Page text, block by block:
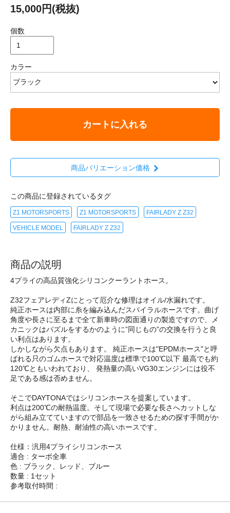
15,000円(税抜)
個数
カラー
カートに入れる
商品バリエーション価格
この商品に登録されているタグ
Z1 MOTORSPORTS Z1 MOTORSPORTS FAIRLADY Z Z32
VEHICLE MODEL FAIRLADY Z Z32
商品の説明
4プライの高品質強化シリコンクーラントホース。
Z32フェアレディZにとって厄介な修理はオイル/水漏れです。
純正ホースは内部に糸を編み込んだスパイラルホースです。曲げ
角度や長さに至るまで全て新車時の図面通りの製造ですので、メ
カニックはパズルをするかのように”同じもの”の交換を行うと良
い利点はあります。
しかしながら欠点もあります。 純正ホースは"EPDMホース"と呼
ばれる只のゴムホースで対応温度は標準で100℃以下 最高でも約
120℃ともいわれており、 発熱量の高いVG30エンジンには役不
足である感は否めません。
そこでDAYTONAではシリコンホースを提案しています。
利点は200℃の耐熱温度。そして現場で必要な長さへカットしな
がら組み立てていますので部品を一致させるための探す手間がか
かりません。耐熱、耐油性の高いホースです。
仕様：汎用4プライシリコンホース
適合 : ターボ全車
色 : ブラック、レッド、ブルー
数量 : 1セット
参考取付時間 :